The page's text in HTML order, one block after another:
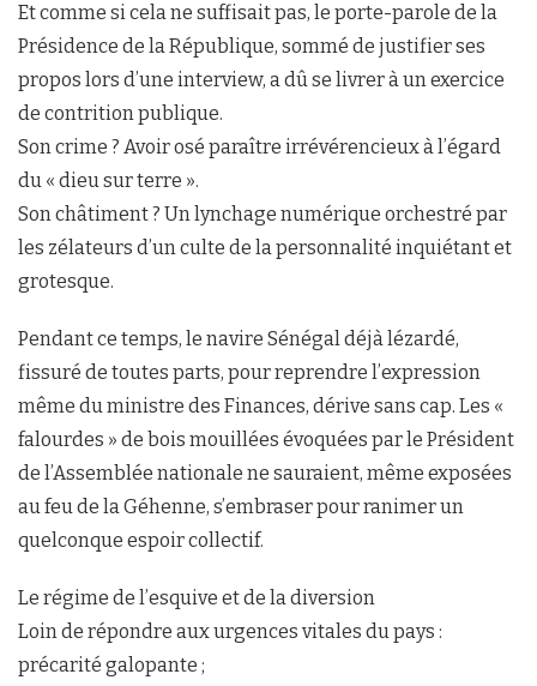
Et comme si cela ne suffisait pas, le porte-parole de la
Présidence de la République, sommé de justifier ses
propos lors d’une interview, a dû se livrer à un exercice
de contrition publique.
Son crime ? Avoir osé paraître irrévérencieux à l’égard
du « dieu sur terre ».
Son châtiment ? Un lynchage numérique orchestré par
les zélateurs d’un culte de la personnalité inquiétant et
grotesque.
Pendant ce temps, le navire Sénégal déjà lézardé,
fissuré de toutes parts, pour reprendre l’expression
même du ministre des Finances, dérive sans cap. Les «
falourdes » de bois mouillées évoquées par le Président
de l’Assemblée nationale ne sauraient, même exposées
au feu de la Géhenne, s’embraser pour ranimer un
quelconque espoir collectif.
Le régime de l’esquive et de la diversion
Loin de répondre aux urgences vitales du pays :
précarité galopante ;